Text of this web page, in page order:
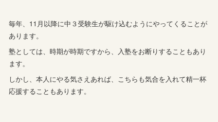
毎年、11月以降に中３受験生が駆け込むようにやってくることが
あります。
塾としては、時期が時期ですから、入塾をお断りすることもあり
ます。
しかし、本人にやる気さえあれば、こちらも気合を入れて精一杯
応援することもあります。